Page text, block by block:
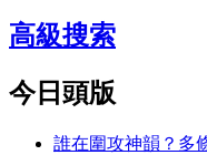
高級搜索
今日頭版
誰在圍攻神韻？多